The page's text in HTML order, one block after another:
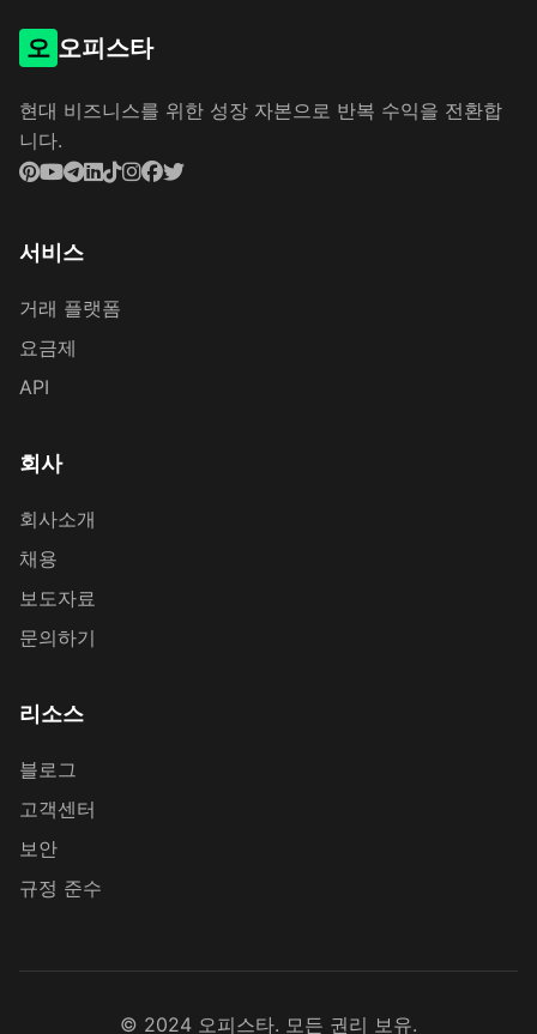
오 오피스타
현대 비즈니스를 위한 성장 자본으로 반복 수익을 전환합
니다.
서비스
거래 플랫폼
요금제
API
회사
회사소개
채용
보도자료
문의하기
리소스
블로그
고객센터
보안
규정 준수
© 2024 오피스타. 모든 권리 보유.